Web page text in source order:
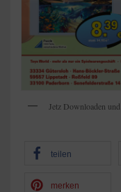
Jetz Downloaden
teilen
merken